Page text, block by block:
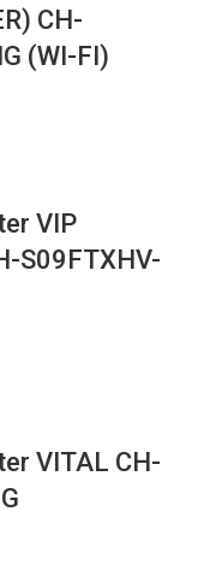
CH-
(WI-FI)
VIP
S09FTXHV-
VITAL CH-